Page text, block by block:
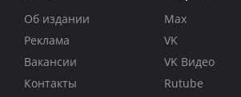
Об издании
Реклама
Вакансии
Контакты
Max
VK
VK Видео
Rutube